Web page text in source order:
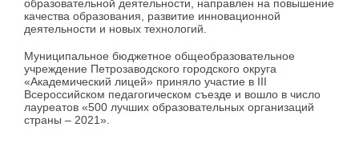
образовательной деятельности, направлен на повышение
качества образования, развитие инновационной
деятельности и новых технологий.
Муниципальное бюджетное общеобразовательное
учреждение Петрозаводского городского округа
«Академический лицей» приняло участие в III
Всероссийском педагогическом съезде и вошло в число
лауреатов «500 лучших образовательных организаций
страны – 2021».